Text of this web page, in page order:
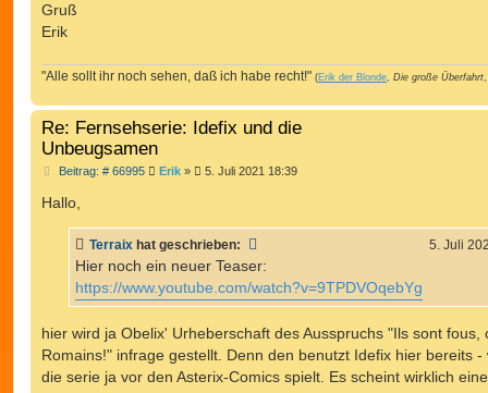
Gruß
Erik
"Alle sollt ihr noch sehen, daß ich habe recht!" (Erik der Blonde, Die große Überfahrt,
Re: Fernsehserie: Idefix und die
Unbeugsamen
Beitrag: # 66995B
r
a
Erik» 5. Juli 2021 18:39
Hallo,
Terraix hat geschrieben: 5. Juli
Hier noch ein neuer Teaser:
https://www.youtube.com/watch?v=9TPDVOqebYg
hier wird ja Obelix' Urheberschaft des Ausspruchs "Ils sont fous,
Romains!" infrage gestellt. Denn den benutzt Idefix hier bereits -
die serie ja vor den Asterix-Comics spielt. Es scheint wirklich eine